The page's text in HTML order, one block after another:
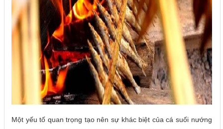
Một yếu tố quan trọng tạo nên sự khác biệt của cá suối nướng